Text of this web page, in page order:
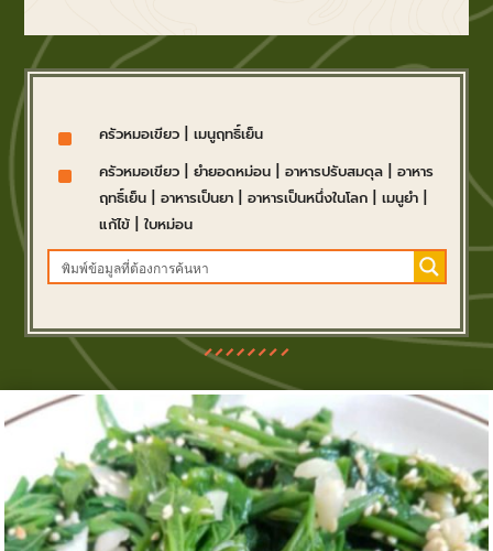
^ ครัวหมอเขียว| เมนูฤทธิ์เย็น
^ ครัวหมอเขียว| ยำยอดหม่อน| อาหารปรับสมดุล| อาหาร
ฤทธิ์เย็น| อาหารเป็นยา| อาหารเป็นหนึ่งในโลก| เมนูยำ|
แก้ไข้| ใบหม่อน